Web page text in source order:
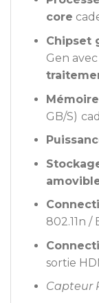
core
Chipset
Gen avec
GB/S)
802.11n /
sortie
Capteur